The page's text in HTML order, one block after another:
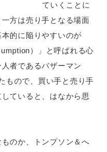
ていくことに
方は売り手となる場面
的に陥りやすいのが
）」と呼ばれる心
者であるバザーマン
もので、買い手と売り手
ていると、はなから思
のか、トンプソン＆へ